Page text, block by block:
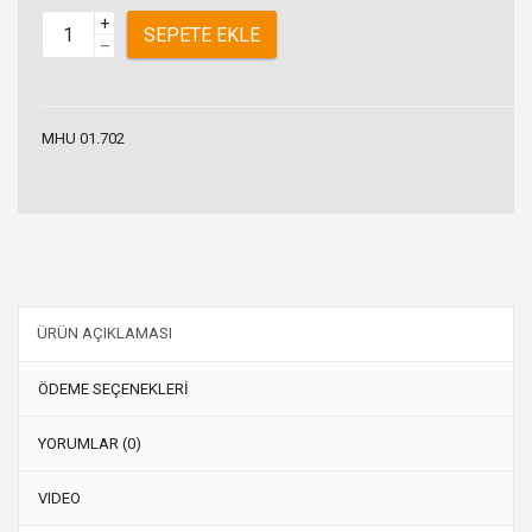
+
–
SEPETE EKLE
MHU 01.702
ÜRÜN AÇIKLAMASI
ÖDEME SEÇENEKLERİ
YORUMLAR (0)
VIDEO